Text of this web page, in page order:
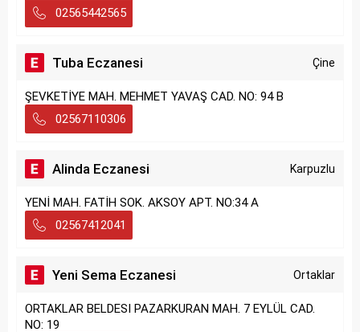
02565442565
Tuba Eczanesi Çine
ŞEVKETİYE MAH. MEHMET YAVAŞ CAD. NO: 94 B
02567110306
Alinda Eczanesi Karpuzlu
YENİ MAH. FATİH SOK. AKSOY APT. NO:34 A
02567412041
Yeni Sema Eczanesi Ortaklar
ORTAKLAR BELDESI PAZARKURAN MAH. 7 EYLÜL CAD.
NO: 19